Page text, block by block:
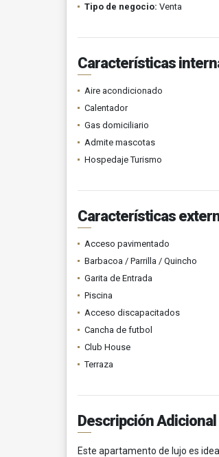
Tipo de negocio: Venta
Características
Aire acondicionado
Calentador
Gas domiciliario
Admite mascotas
Hospedaje Turismo
Características
Acceso pavimentado
Barbacoa / Parrilla / Quincho
Garita de Entrada
Piscina
Acceso discapacitados
Cancha de futbol
Club House
Terraza
Descripción Adicional
Este apartamento de lujo es